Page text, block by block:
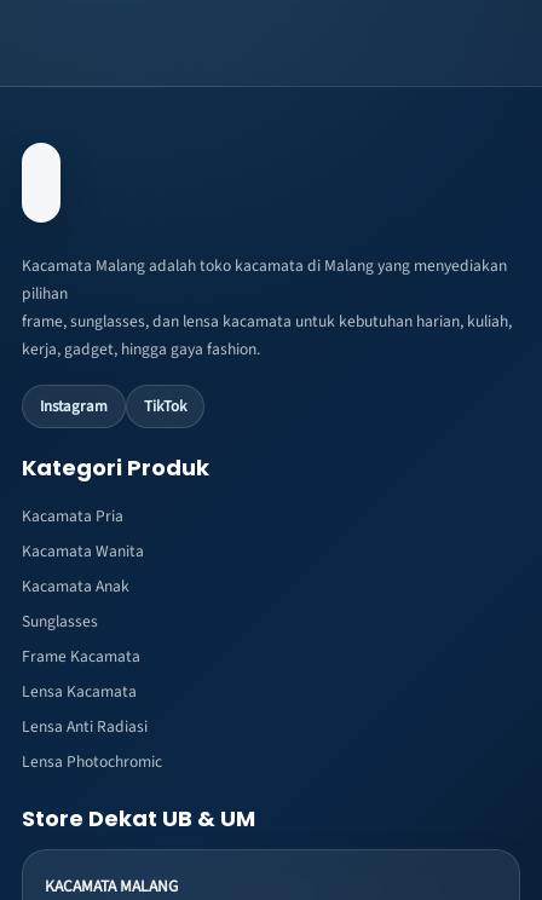
Kacamata Malang adalah toko kacamata di Malang yang menyediakan
pilihan
frame, sunglasses, dan lensa kacamata untuk kebutuhan harian, kuliah,
kerja, gadget, hingga gaya fashion.
Instagram TikTok
Kategori Produk
Kacamata Pria
Kacamata Wanita
Kacamata Anak
Sunglasses
Frame Kacamata
Lensa Kacamata
Lensa Anti Radiasi
Lensa Photochromic
Store Dekat UB & UM
KACAMATA MALANG